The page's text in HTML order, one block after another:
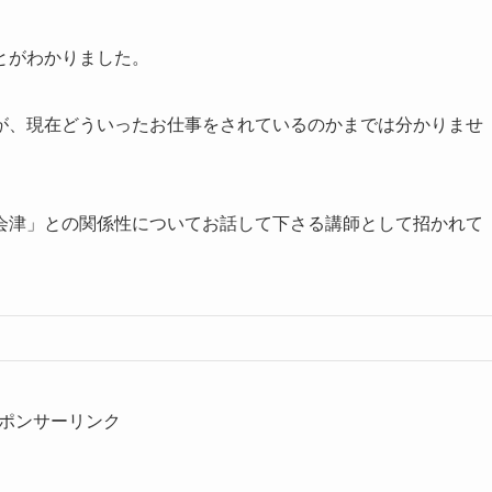
わかりました。
現在どういったお仕事をされているのかまでは分かりませ
」との関係性についてお話して下さる講師として招かれて
ンサーリンク